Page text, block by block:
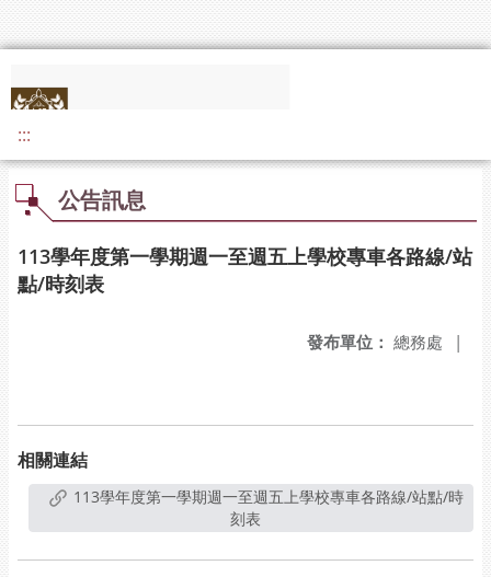
:::
公告訊息
113學年度第一學期週一至週五上學校專車各路線/站
點/時刻表
發布單位： 總務處 |
相關連結
刻表